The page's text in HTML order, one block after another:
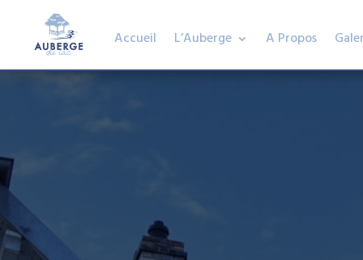
Accueil L’Auberge A Propos